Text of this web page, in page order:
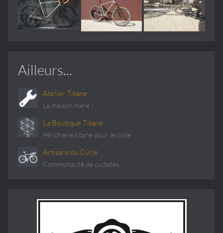
Ailleurs...
Atelier Titane
La maison mère !
La Boutique Titane
Périphérie titane pour le cycle
Artisans du Cycle
Communauté de cyclistes